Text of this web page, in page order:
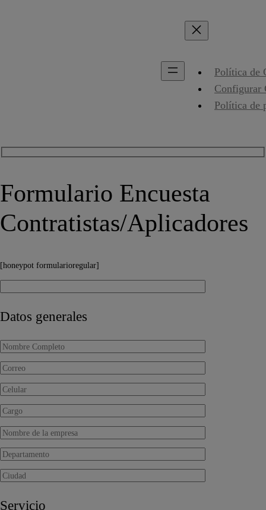
Política de
Configurar
Política de
Formulario Encuesta
Contratistas/Aplicadores
[honeypot formularioregular]
Datos generales
Servicio